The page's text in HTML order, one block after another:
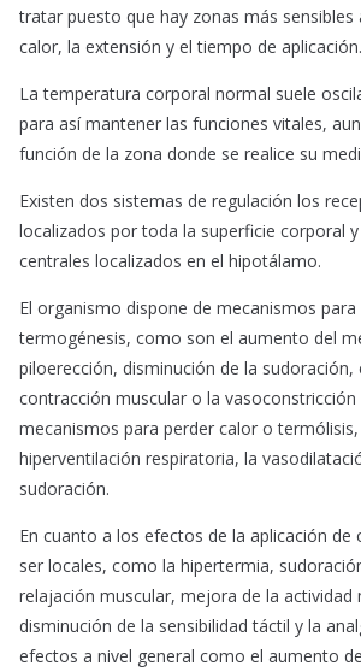
tratar puesto que hay zonas más sensibles
calor, la extensión y el tiempo de aplicación.
La temperatura corporal normal suele
para así mantener las funciones vitales,
función de la zona donde se realice su
Existen dos sistemas de regulación los
localizados por toda la superficie corporal
centrales localizados en el hipotálamo.
El organismo dispone de mecanismos
termogénesis, como son el aumento del
piloerección, disminución de la sudoración,
contracción muscular o la vasoconstricción
mecanismos para perder calor o
hiperventilación respiratoria, la
sudoración.
En cuanto a los efectos de la aplicación de
ser locales, como la hipertermia,
relajación muscular, mejora de la actividad
disminución de la sensibilidad táctil y la
efectos a nivel general como el aumento